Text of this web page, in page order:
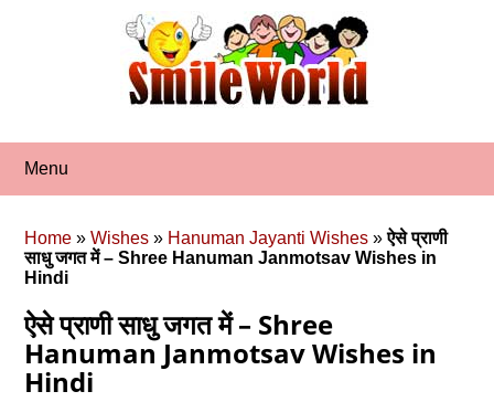
Menu
Home »Wishes » Hanuman Jayanti Wishes »ऐसे प्राणी
साधु जगत में – Shree Hanuman Janmotsav Wishes in
Hindi
ऐसे प्राणी साधु जगत में – Shree
Hanuman Janmotsav Wishes in
Hindi